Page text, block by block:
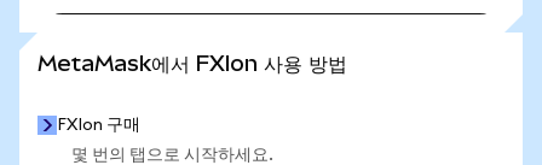
MetaMask에서 FXIon 사용 방법
FXIon 구매
몇 번의 탭으로 시작하세요.